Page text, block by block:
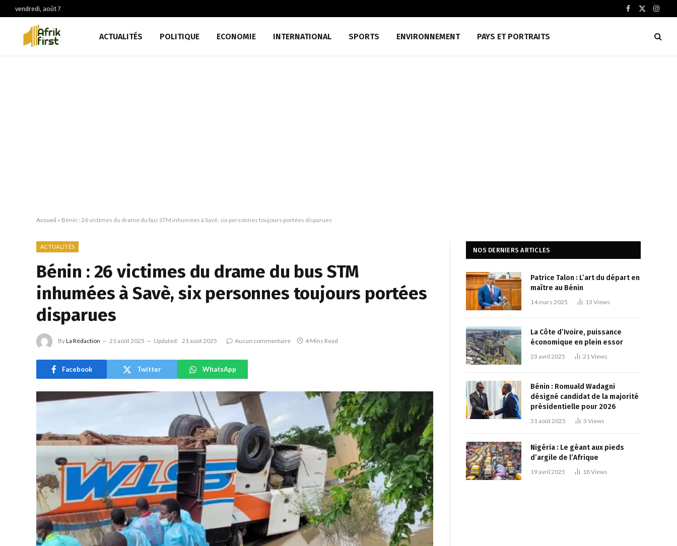
vendredi, août 7
Facebook
X
ACTUALITÉS POLITIQUE ECONOMIE INTERNATIONAL SPORTS ENVIRONNEMENT PAYS ET PORTRAITS
Accueil » Bénin : 26 victimes du drame du bus STM inhumées à Savè, six personnes toujours portées disparues
ACTUALITÉS
Bénin : 26 victimes du drame du bus STM
inhumées à Savè, six personnes toujours portées
disparues
ByLa Rédaction 21 août 2025 Updated: 21 août 2025 Aucun commentaire 4 Mins Read
Facebook Twitter WhatsApp
NOS DERNIERS ARTICLES
Patrice Talon : L’art du départ en
maître au Bénin
14 mars 2025 13 Views
La Côte d’Ivoire, puissance
économique en plein essor
23 avril 2025 21Views
Bénin : Romuald Wadagni
désigné candidat de la majorité
présidentielle pour 2026
31 août 2025 3 Views
Nigéria : Le géant aux pieds
d’argile de l’Afrique
19 avril 2025 18Views